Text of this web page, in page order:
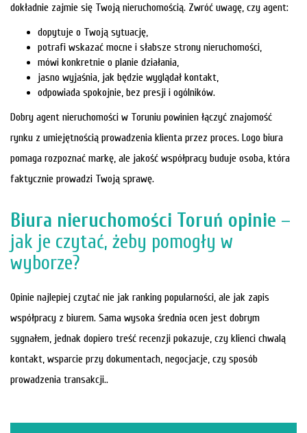
dokładnie zajmie się Twoją nieruchomością. Zwróć uwagę, czy agent:
dopytuje o Twoją sytuację,
potrafi wskazać mocne i słabsze strony nieruchomości,
mówi konkretnie o planie działania,
jasno wyjaśnia, jak będzie wyglądał kontakt,
odpowiada spokojnie, bez presji i ogólników.
Dobry agent nieruchomości w Toruniu powinien łączyć znajomość
rynku z umiejętnością prowadzenia klienta przez proces. Logo biura
pomaga rozpoznać markę, ale jakość współpracy buduje osoba, która
faktycznie prowadzi Twoją sprawę.
Biura nieruchomości Toruń opinie –
jak je czytać, żeby pomogły w
wyborze?
Opinie najlepiej czytać nie jak ranking popularności, ale jak zapis
współpracy z biurem. Sama wysoka średnia ocen jest dobrym
sygnałem, jednak dopiero treść recenzji pokazuje, czy klienci chwalą
kontakt, wsparcie przy dokumentach, negocjacje, czy sposób
prowadzenia transakcji..